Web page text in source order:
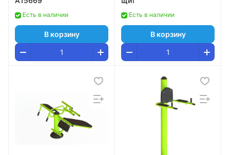
Есть в наличии
В корзину
Есть в наличии
В корзину